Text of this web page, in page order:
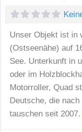
Unser Objekt ist in
(Ostseenähe) auf
See. Unterkunft in
oder im
Motorroller, Quad
Deutsche, die
tauschen seit 2007.